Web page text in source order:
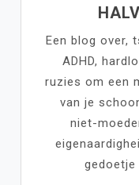
Een blog over,
ADHD,
ruzies om een
van je
niet-
gedoetje